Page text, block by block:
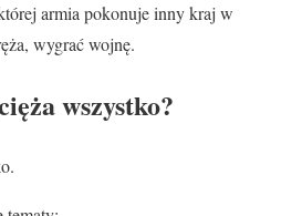
armia pokonuje inny kraj w
wygrać wojnę.
wszystko?